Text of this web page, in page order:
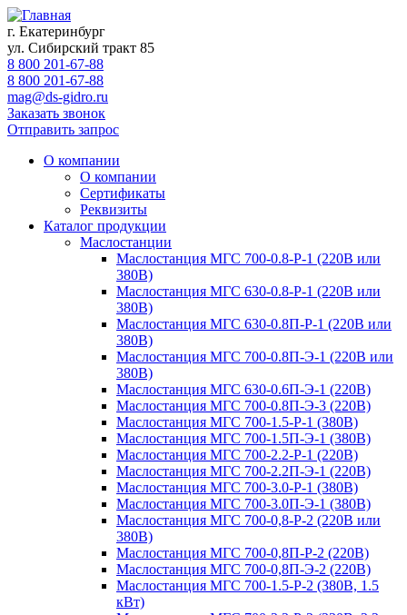
г. Екатеринбург
ул. Сибирский тракт 85
8 800 201-67-88
8 800 201-67-88
mag@ds-gidro.ru
Заказать звонок
Отправить запрос
О компании
О компании
Сертификаты
Реквизиты
Каталог продукции
Маслостанции
Маслостанция МГС 700-0.8-Р-1 (220В или
380В)
Маслостанция МГС 630-0.8-Р-1 (220В или
380В)
Маслостанция МГС 630-0.8П-Р-1 (220В или
380В)
Маслостанция МГС 700-0.8П-Э-1 (220В или
380В)
Маслостанция МГС 630-0.6П-Э-1 (220В)
Маслостанция МГС 700-0.8П-Э-3 (220В)
Маслостанция МГС 700-1.5-Р-1 (380В)
Маслостанция МГС 700-1.5П-Э-1 (380В)
Маслостанция МГС 700-2.2-Р-1 (220В)
Маслостанция МГС 700-2.2П-Э-1 (220В)
Маслостанция МГС 700-3.0-Р-1 (380В)
Маслостанция МГС 700-3.0П-Э-1 (380В)
Маслостанция МГС 700-0,8-Р-2 (220В или
380В)
Маслостанция МГС 700-0,8П-Р-2 (220В)
Маслостанция МГС 700-0,8П-Э-2 (220В)
Маслостанция МГС 700-1.5-Р-2 (380В, 1.5
кВт)